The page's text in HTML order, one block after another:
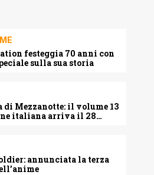
festeggia 70 anni con
sulla sua storia
di Mezzanotte: il volume 13
italiana arriva il 28
annunciata la terza